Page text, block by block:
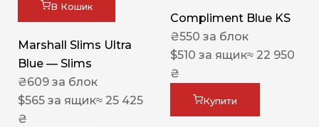
В Кошик
Marshall Slims Ultra
Blue — Slims
₴609 за блок
$565 за ящик≈ 25 425
₴
Compliment Blue KS
₴550 за блок
$510 за ящик≈ 22 950
₴
Купити